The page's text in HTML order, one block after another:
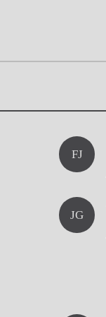
FJ
JG